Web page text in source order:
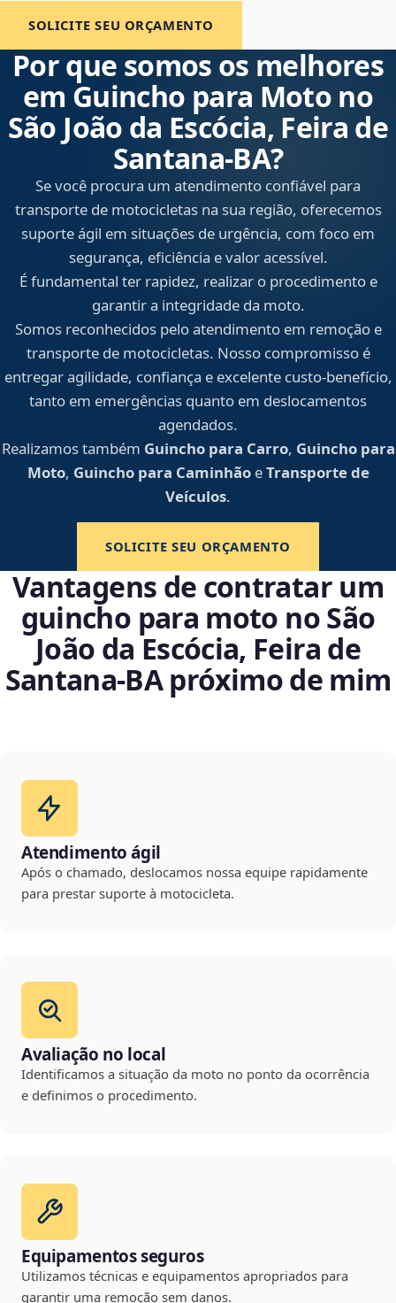
SOLICITE SEU ORÇAMENTO
Por que somos os melhores
em Guincho para Moto no
São João da Escócia, Feira de
Santana‑BA?
Se você procura um atendimento confiável para
transporte de motocicletas na sua região, oferecemos
suporte ágil em situações de urgência, com foco em
segurança, eficiência e valor acessível.
É fundamental ter rapidez, realizar o procedimento e
garantir a integridade da moto.
Somos reconhecidos pelo atendimento em remoção e
transporte de motocicletas. Nosso compromisso é
entregar agilidade, confiança e excelente custo-benefício,
tanto em emergências quanto em deslocamentos
agendados.
Realizamos também Guincho para Carro, Guincho para
Moto, Guincho para CaminhãoeTransporte de
Veículos.
SOLICITE SEU ORÇAMENTO
Vantagens de contratar um
guincho para moto no São
João da Escócia, Feira de
Santana‑BA próximo de mim
Atendimento ágil
Após o chamado, deslocamos nossa equipe rapidamente
para prestar suporte à motocicleta.
Avaliação no local
Identificamos a situação da moto no ponto da ocorrência
e definimos o procedimento.
Equipamentos seguros
Utilizamos técnicas e equipamentos apropriados para
garantir uma remoção sem danos.